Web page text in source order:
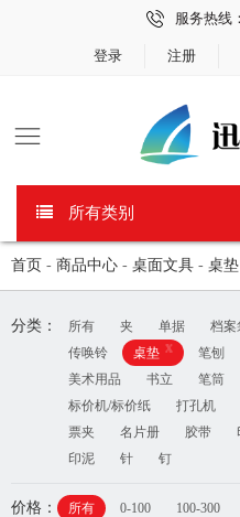
服务热线：
登录 注册
所有类别
首页 - 商品中心 - 桌面文具 - 桌垫
分类： 所有 夹 单据 档案
传唤铃
桌垫 x 笔刨
美术用品
书立 笔筒
标价机/标价纸
打孔机
票夹
名片册 胶带
印泥
针 钉
价格： 所有 0-100 100-300